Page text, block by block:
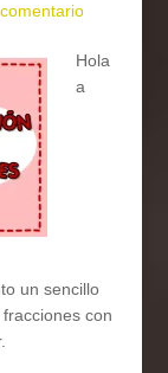
Hola
a
un sencillo
con